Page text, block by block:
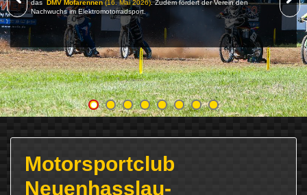
dasDMV Mofarennen(16. Mai 2026). Zudem fördert der Verein den
Nachwuchs im Elektromotorradsport.
Motorsportclub
Neuenhasslau-